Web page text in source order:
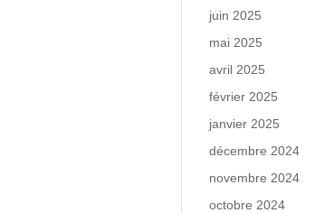
juin 2025
mai 2025
avril 2025
février 2025
janvier 2025
décembre 2024
novembre 2024
octobre 2024